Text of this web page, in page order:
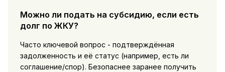
Можно ли подать на субсидию, если есть
долг по ЖКУ?
Часто ключевой вопрос - подтверждённая
задолженность и её статус (например, есть ли
соглашение/спор). Безопаснее заранее получить